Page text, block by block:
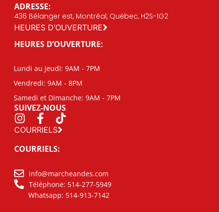
ADRESSE:
436 Bélanger est, Montréal, Québec, H2S-1G2
HEURES D’OUVERTURE
HEURES D’OUVERTURE:
Lundi au Jeudi: 9AM - 7PM
Vendredi: 9AM - 8PM
Samedi et Dimanche: 9AM - 7PM
SUIVEZ-NOUS
COURRIELS
COURRIELS:
info@marcheandes.com
Téléphone: 514-277-5949
Whatsapp: 514-913-7142